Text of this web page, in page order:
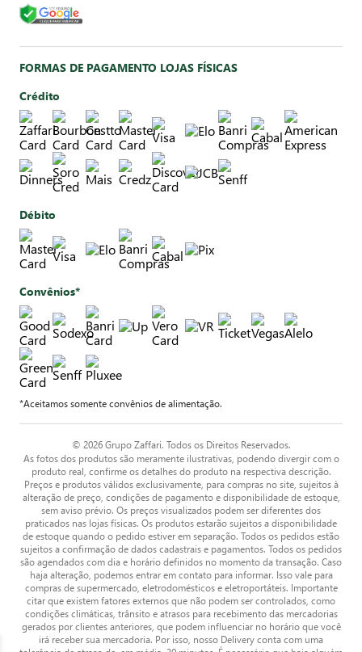
FORMAS DE PAGAMENTO LOJAS FÍSICAS
Crédito
Débito
Convênios*
*Aceitamos somente convênios de alimentação.
© 2026 Grupo Zaffari. Todos os Direitos Reservados.
As fotos dos produtos são meramente ilustrativas, podendo divergir com o
produto real, confirme os detalhes do produto na respectiva descrição.
Preços e produtos válidos exclusivamente, para compras no site, sujeitos à
alteração de preço, condições de pagamento e disponibilidade de estoque,
sem aviso prévio. Os preços visualizados podem ser diferentes dos
praticados nas lojas físicas. Os produtos estarão sujeitos a disponibilidade
de estoque quando o pedido estiver em separação. Todos os pedidos estão
sujeitos a confirmação de dados cadastrais e pagamentos. Todos os pedidos
são agendados com dia e horário definidos no momento da transação. Caso
haja alteração, podemos entrar em contato para informar. Isso vale para
compras de supermercado, eletrodomésticos e eletroportáteis. Importante
citar que existem fatores externos que não podem ser controlados, como
condições climáticas, trânsito e atrasos para recebimento das mercadorias
gerados por clientes anteriores, que podem influenciar no horário que você
irá receber sua mercadoria. Por isso, nosso Delivery conta com uma